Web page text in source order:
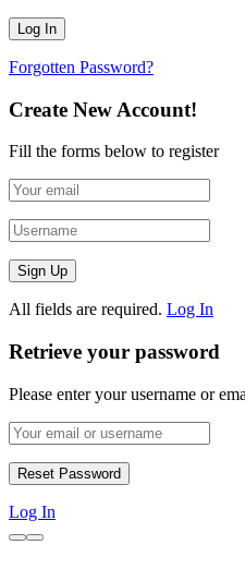
Forgotten Password?
Create New Account!
Fill the forms below to register
All fields are required. Log In
Retrieve your password
Please enter your username or
Log In